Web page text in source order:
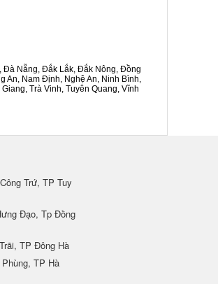
Đà Nẵng, Đắk Lắk, Đắk Nông, Đồng
An, Nam Định, Nghệ An, Ninh Bình,
Trà Vinh, Tuyên Quang, Vĩnh
Trứ, TP Tuy
Đạo, Tp Đồng
TP Đông Hà
TP Hà